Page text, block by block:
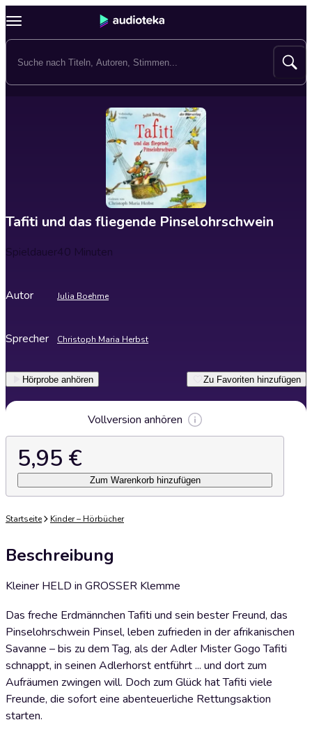
Tafiti und das fliegende Pinselohrschwein
Spieldauer40 Minuten
Autor Julia Boehme
Sprecher Christoph Maria Herbst
Hörprobe anhören Zu Favoriten hinzufügen
Vollversion anhören
5,95 €
Zum Warenkorb hinzufügen
Startseite Kinder – Hörbücher
Beschreibung
Kleiner HELD in GROSSER Klemme
Das freche Erdmännchen Tafiti und sein bester Freund, das
Pinselohrschwein Pinsel, leben zufrieden in der afrikanischen
Savanne – bis zu dem Tag, als der Adler Mister Gogo Tafiti
schnappt, in seinen Adlerhorst entführt ... und dort zum
Aufräumen zwingen will. Doch zum Glück hat Tafiti viele
Freunde, die sofort eine abenteuerliche Rettungsaktion
starten.